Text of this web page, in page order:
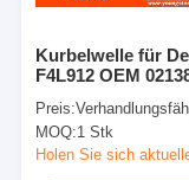
Kurbelwelle für
F4L912 OEM
Preis:
MOQ:1 Stk